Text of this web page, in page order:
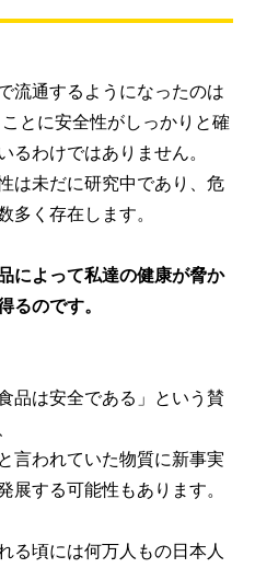
流通するようになったのは
とに安全性がしっかりと確
るわけではありません。
は未だに研究中であり、危
多く存在します。
によって私達の健康が脅か
るのです。
品は安全である」という賛
言われていた物質に新事実
展する可能性もあります。
る頃には何万人もの日本人